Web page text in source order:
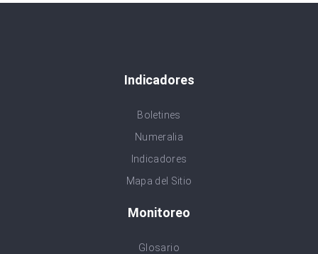
Indicadores
Boletines
Numeralia
Indicadores
Mapa del Sitio
Monitoreo
Glosario